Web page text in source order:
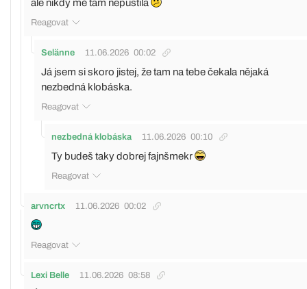
ale nikdy mě tam nepustila
Reagovat
Selänne 11.06.2026 00:02
Já jsem si skoro jistej, že tam na tebe čekala nějaká
nezbedná klobáska.
Reagovat
nezbedná klobáska 11.06.2026 00:10
Ty budeš taky dobrej fajnšmekr
Reagovat
arvncrtx 11.06.2026 00:02
Reagovat
Lexi Belle 11.06.2026 08:58